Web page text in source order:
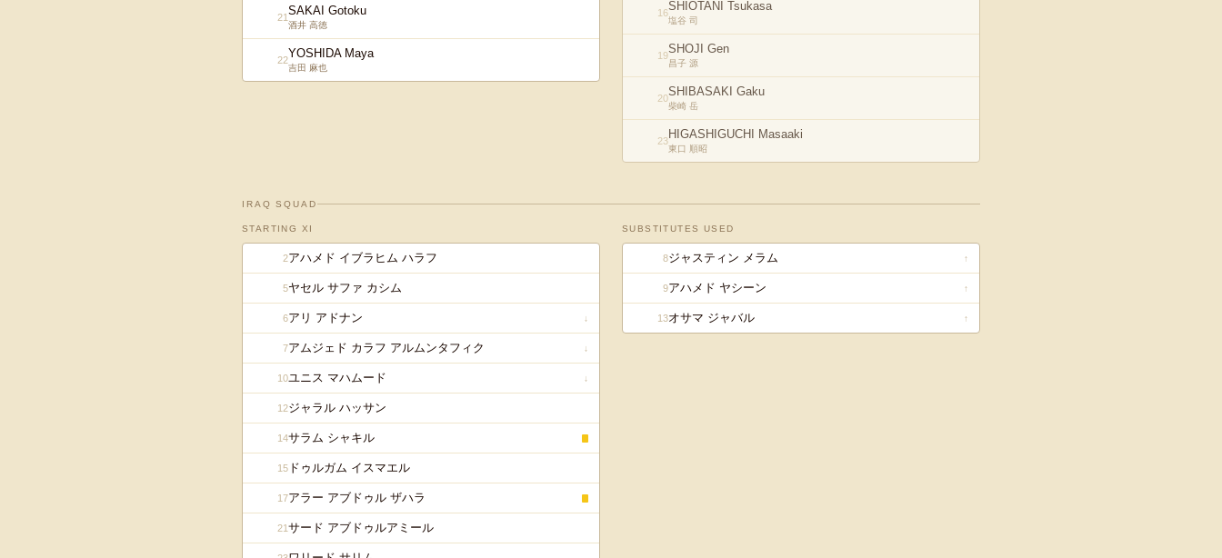
21SAKAI Gotoku
酒井 高徳
22YOSHIDA Maya
吉田 麻也
16SHIOTANI Tsukasa
塩谷 司
19SHOJI Gen
昌子 源
20SHIBASAKI Gaku
柴崎 岳
23HIGASHIGUCHI Masaaki
東口 順昭
IRAQ SQUAD
STARTING XI
2アハメド イブラヒム ハラフ
5ヤセル サファ カシム
6アリ アドナン ↓
7アムジェド カラフ アルムンタフィク ↓
10ユニス マハムード ↓
12ジャラル ハッサン
14サラム シャキル
15 ドゥルガム イスマエル
17アラー アブドゥル ザハラ
21サード アブドゥルアミール
SUBSTITUTES USED
8ジャスティン メラム ↑
9アハメド ヤシーン ↑
13オサマ ジャバル ↑